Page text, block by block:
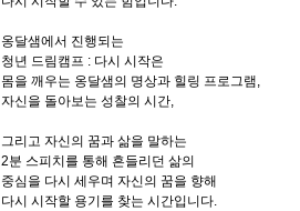
옹달샘에서 진행되는
청년 드림캠프 : 다시 시작은
몸을 깨우는 옹달샘의 명상과 힐링 프로그램,
자신을 돌아보는 성찰의 시간,
그리고 자신의 꿈과 삶을 말하는
2분 스피치를 통해 흔들리던 삶의
중심을 다시 세우며 자신의 꿈을 향해
다시 시작할 용기를 찾는 시간입니다.